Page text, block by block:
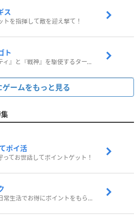
ス
トを指揮して敵を迎え撃て！
ト
武器の『アビリティ』と『戦神』を駆使するターン制コマンドバトルRPG！
ゲームをもっと見る
ポイ活
ってお世話してポイントゲット！
歩いてポイ活！日常生活でお得にポイントをもらおう